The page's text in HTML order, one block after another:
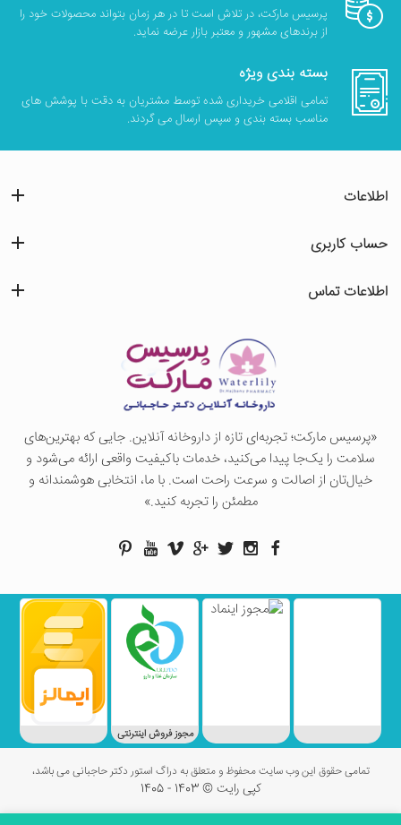
پرسیس مارکت، در تلاش است تا در هر زمان بتواند محصولات خود را
از برندهای مشهور و معتبر بازار عرضه نماید.
بسته بندی ویژه
تمامی اقلامی خریداری شده توسط مشتریان به دقت با پوشش های
مناسب بسته بندی و سپس ارسال می گردند.
«پرسيس ماركت؛ تجربه‌ای تازه از داروخانه آنلاین. جایی که بهترین‌های
سلامت را یک‌جا پیدا می‌کنید، خدمات باکیفیت واقعی ارائه می‌شود و
خیال‌تان از اصالت و سرعت راحت است. با ما، انتخابی هوشمندانه و
مطمئن را تجربه کنید.»
اطلاعات
حساب کاربری
اطلاعات تماس
مجوز فروش اینترنتی
تمامی حقوق این وب سایت محفوظ و متعلق به دراگ استور دکتر حاجبانی می باشد،
کپی رایت © 1403 - 1405